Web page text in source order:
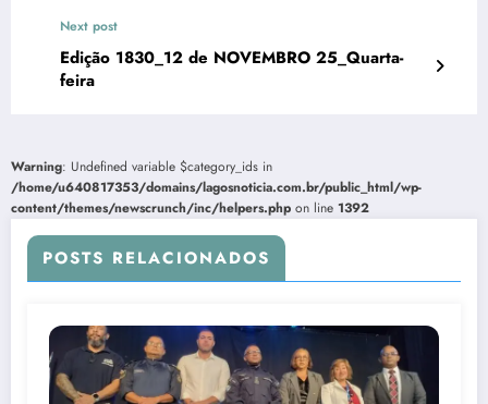
Next post
Edição 1830_12 de NOVEMBRO 25_Quarta-
feira
Warning: Undefined variable $category_ids in
/home/u640817353/domains/lagosnoticia.com.br/public_html/wp-
content/themes/newscrunch/inc/helpers.php on line 1392
POSTS RELACIONADOS